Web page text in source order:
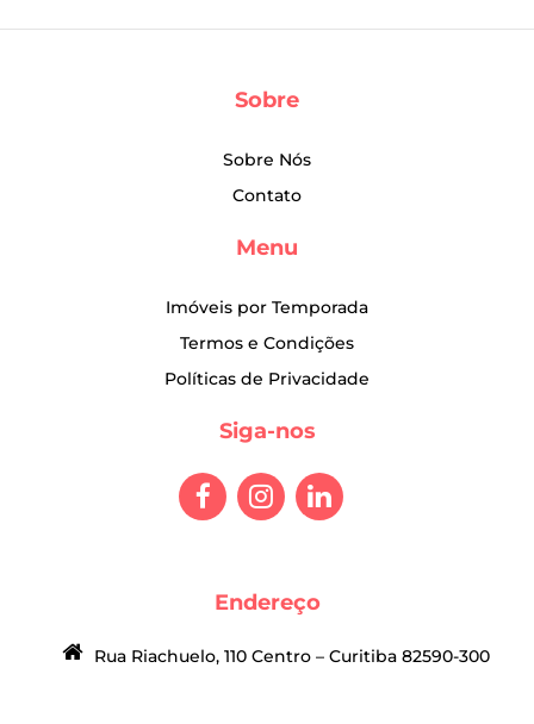
Sobre
Sobre Nós
Contato
Menu
Imóveis por Temporada
Termos e Condições
Políticas de Privacidade
Siga-nos
Endereço
Rua Riachuelo, 110 Centro – Curitiba 82590-300